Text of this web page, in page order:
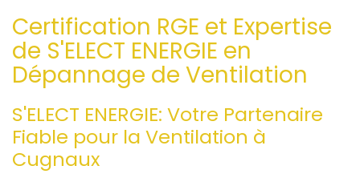
Certification RGE et Expertise
de S'ELECT ENERGIE en
Dépannage de Ventilation
S'ELECT ENERGIE: Votre Partenaire
Fiable pour la Ventilation à
Cugnaux